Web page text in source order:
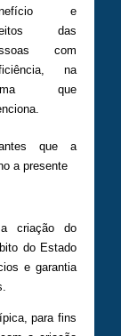
e
das
com
na
que
que a
a presente
a criação do
do Estado
e garantia
para fins